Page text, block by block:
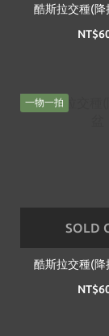
酷斯拉交種(降
一物一拍
SOLD
酷斯拉交種(降